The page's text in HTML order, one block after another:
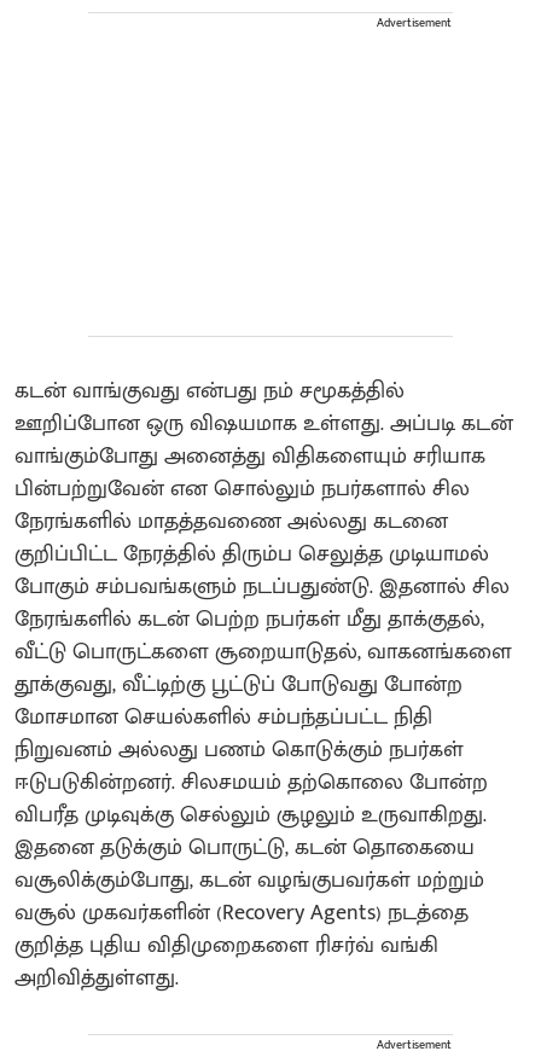
Advertisement
கடன் வாங்குவது என்பது நம் சமூகத்தில்
ஊறிப்போன ஒரு விஷயமாக உள்ளது. அப்படி கடன்
வாங்கும்போது அனைத்து விதிகளையும் சரியாக
பின்பற்றுவேன் என சொல்லும் நபர்களால் சில
நேரங்களில் மாதத்தவணை அல்லது கடனை
குறிப்பிட்ட நேரத்தில் திரும்ப செலுத்த முடியாமல்
போகும் சம்பவங்களும் நடப்பதுண்டு. இதனால் சில
நேரங்களில் கடன் பெற்ற நபர்கள் மீது தாக்குதல்,
வீட்டு பொருட்களை சூறையாடுதல், வாகனங்களை
தூக்குவது, வீட்டிற்கு பூட்டுப் போடுவது போன்ற
மோசமான செயல்களில் சம்பந்தப்பட்ட நிதி
நிறுவனம் அல்லது பணம் கொடுக்கும் நபர்கள்
ஈடுபடுகின்றனர். சிலசமயம் தற்கொலை போன்ற
விபரீத முடிவுக்கு செல்லும் சூழலும் உருவாகிறது.
இதனை தடுக்கும் பொருட்டு, கடன் தொகையை
வசூலிக்கும்போது, ​​கடன் வழங்குபவர்கள் மற்றும்
வசூல் முகவர்களின் (Recovery Agents) நடத்தை
குறித்த புதிய விதிமுறைகளை ரிசர்வ் வங்கி
அறிவித்துள்ளது.
Advertisement